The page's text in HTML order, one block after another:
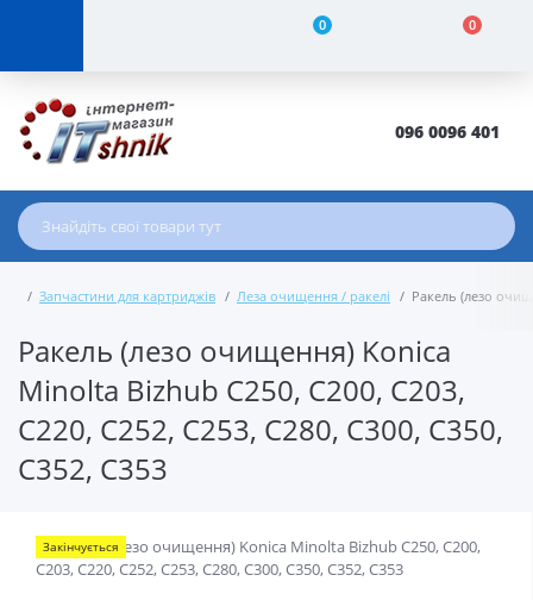
0 0
096 0096 401
Запчастини для картриджів Леза очищення / ракелі Ракель (лезо
Ракель (лезо очищення) Konica
Minolta Bizhub C250, C200, C203,
C220, C252, C253, C280, C300, C350,
C352, C353
Закінчується